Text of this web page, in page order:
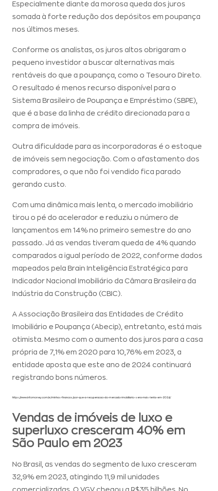
Especialmente diante da morosa queda dos juros
somada à forte redução dos depósitos em poupança
nos últimos meses.
Conforme os analistas, os juros altos obrigaram o
pequeno investidor a buscar alternativas mais
rentáveis do que a poupança, como o Tesouro Direto.
O resultado é menos recurso disponível para o
Sistema Brasileiro de Poupança e Empréstimo (SBPE),
que é a base da linha de crédito direcionada para a
compra de imóveis.
Outra dificuldade para as incorporadoras é o estoque
de imóveis sem negociação. Com o afastamento dos
compradores, o que não foi vendido fica parado
gerando custo.
Com uma dinâmica mais lenta, o mercado imobiliário
tirou o pé do acelerador e reduziu o número de
lançamentos em 14% no primeiro semestre do ano
passado. Já as vendas tiveram queda de 4% quando
comparados a igual período de 2022, conforme dados
mapeados pela Brain Inteligência Estratégica para
Indicador Nacional Imobiliário da Câmara Brasileira da
Indústria da Construção (CBIC).
A Associação Brasileira das Entidades de Crédito
Imobiliário e Poupança (Abecip), entretanto, está mais
otimista. Mesmo com o aumento dos juros para a casa
própria de 7,1% em 2020 para 10,76% em 2023, a
entidade aposta que este ano de 2024 continuará
registrando bons números.
https://www.infomoney.com.br/minhas-financas/por-que-a-recuperacao-do-mercado-imobiliario-sera-mais-lenta-em-2024/
Vendas de imóveis de luxo e
superluxo cresceram 40% em
São Paulo em 2023
No Brasil, as vendas do segmento de luxo cresceram
32,9% em 2023, atingindo 11,9 mil unidades
comercializadas. O VGV chegou a R$35 bilhões. No